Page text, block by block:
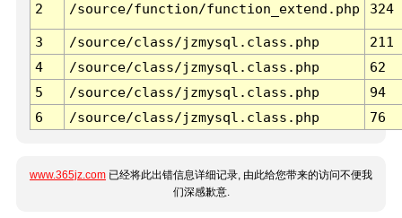
2 /source/function/function_extend.php 324
3 /source/class/jzmysql.class.php
211
4
/source/class/jzmysql.class.php
62
5
/source/class/jzmysql.class.php
94
6
/source/class/jzmysql.class.php 76
www.365jz.com 已经将此出错信息详细记录, 由此给您带来的访问不便我
们深感歉意.